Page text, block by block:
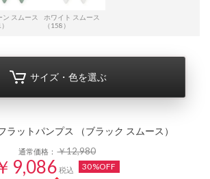
ン スムース
ホワイト スムース
（158）
サイズ・色を選ぶ
ラットパンプス （ブラック スムース）
通常価格：￥12,980
9,086 税込 30%OFF